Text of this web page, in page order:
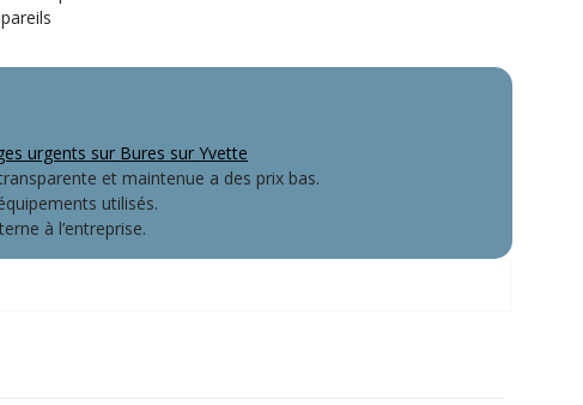
urgents sur Bures sur Yvette
et maintenue a des prix bas.
utilisés.
à l’entreprise.